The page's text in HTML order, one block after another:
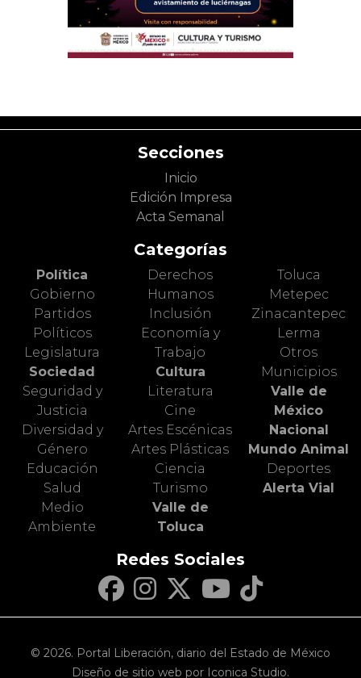
Secciones
Inicio
Edición Impresa
Acta Semanal
Categorías
Política
Gobierno
Partidos
Políticos
Legislatura
Sociedad
Seguridad y
Justicia
Diversidad y
Género
Educación
Salud
Medio
Ambiente
Derechos
Humanos
Inclusión
Economía y
Trabajo
Cultura
Literatura
Cine
Artes Escénicas
Artes Plásticas
Ciencia
Turismo
Valle de
Toluca
Toluca
Metepec
Zinacantepec
Lerma
Otros
Municipios
Valle de
México
Nacional
Mundo Animal
Deportes
Alerta Vial
Redes Sociales
© 2026. Portal Liberación, diario del Estado de México
Diseño de sitio web por Iconica Studio.